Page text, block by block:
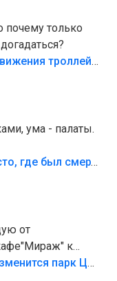
почему только
В Тольятти изменились схемы движения троллейбусов
ума - палаты.
«Попал на пику»: СК показал место, где был смертельно травмирован ребенок в Тольятти
от
к
бордюры
Глава Тольятти рассказал, как изменится парк Центрального района